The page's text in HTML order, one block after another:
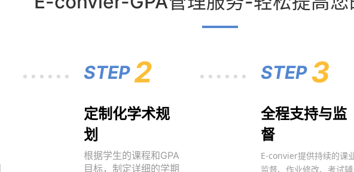
...... STEP2
定制化学术规
划
根据学生的课程和GPA
目标，制定详细的学期
...... STEP 3
全程支持与监
督
E-convier提供持续的课
监督、作业修改、考试辅